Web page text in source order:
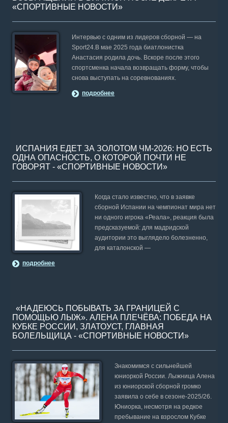
«СПОРТИВНЫЕ НОВОСТИ»
Интервью с одним из лидеров сборной — на
Sport24.В мае 2025 года биатлонистка
Анастасия родила дочь. Вскоре после этого
спортсменка начала возвращать форму, чтобы
снова выступать на соревнованиях.
подробнее
ИСПАНИЯ ЕДЕТ ЗА ЗОЛОТОМ ЧМ-2026: НО ЕСТЬ
ОДНА ОПАСНОСТЬ, О КОТОРОЙ ПОЧТИ НЕ
ГОВОРЯТ - «СПОРТИВНЫЕ НОВОСТИ»
Когда стало известно, что в заявке
сборной Испании на чемпионат мира нет
ни одного игрока «Реала», реакция была
предсказуемой: для мадридской
аудитории это выглядело болезненно,
для каталонской —
подробнее
«НАДЕЮСЬ ПОБЫВАТЬ ЗА ГРАНИЦЕЙ С
ПОМОЩЬЮ ЛЫЖ». АЛЕНА ПЛЕЧЁВА: ПОБЕДА НА
КУБКЕ РОССИИ, ЗЛАТОУСТ, ГЛАВНАЯ
БОЛЕЛЬЩИЦА - «СПОРТИВНЫЕ НОВОСТИ»
Знакомимся с сильнейшей
юниоркой России. Лыжница Алена
из юниорской сборной громко
заявила о себе в сезоне-2025/26.
Юниорка, несмотря на редкое
пребывание на взрослом Кубке